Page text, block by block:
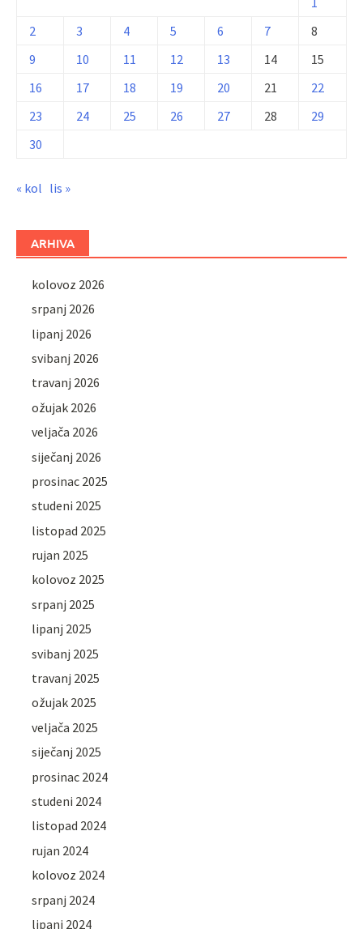
2
3 4 5 6 7
8
9
10 11 12 13 14
15
16
17 18 19 20 21
22
23
24 25 26 27 28
29
30
« kol lis »
ARHIVA
kolovoz 2026
srpanj 2026
lipanj 2026
svibanj 2026
travanj 2026
ožujak 2026
veljača 2026
siječanj 2026
prosinac 2025
studeni 2025
listopad 2025
rujan 2025
kolovoz 2025
srpanj 2025
lipanj 2025
svibanj 2025
travanj 2025
ožujak 2025
veljača 2025
siječanj 2025
prosinac 2024
studeni 2024
listopad 2024
rujan 2024
kolovoz 2024
srpanj 2024
lipanj 2024